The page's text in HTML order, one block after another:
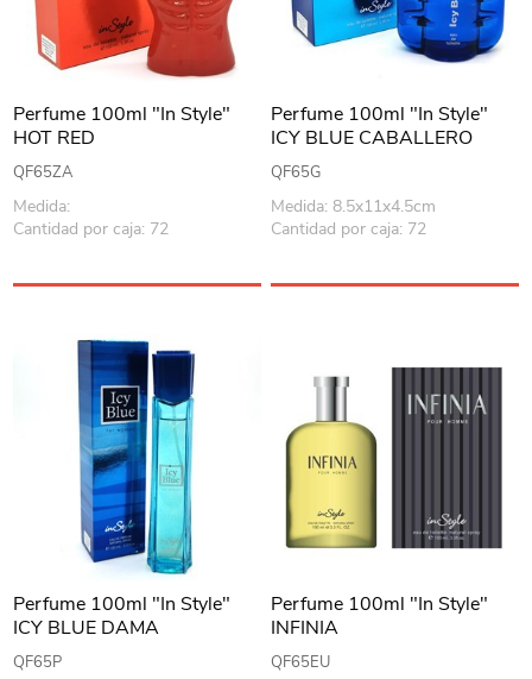
Perfume 100ml "In Style"
HOT RED
QF65ZA
Medida:
Cantidad por caja: 72
Perfume 100ml "In Style"
ICY BLUE CABALLERO
QF65G
Medida: 8.5x11x4.5cm
Cantidad por caja: 72
Perfume 100ml "In Style"
ICY BLUE DAMA
QF65P
Perfume 100ml "In Style"
INFINIA
QF65EU